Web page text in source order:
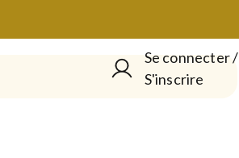
Se connecter /
S'inscrire